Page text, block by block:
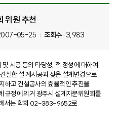
위원 추천
05-25 조회수 : 3,983
시공 등의 타당성, 적 정성에 대하여
실한 설 계시공과 잦은 설계변경으로
하고 건설공사의 효율적인 추진을
규정에 의거 광주시 설계자문위원회를
께서는 학회 02-383-9652로